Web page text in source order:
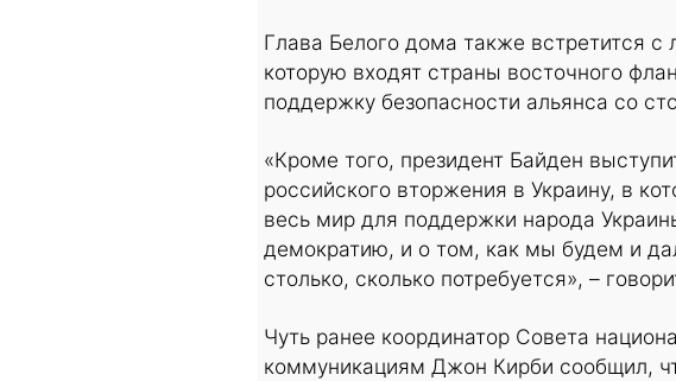
Глава Белого дома также встретится с
которую входят страны восточного
поддержку безопасности альянса со
«Кроме того, президент Байден
российского вторжения в Украину, в
весь мир для поддержки народа
демократию, и о том, как мы будем и
столько, сколько потребуется», –
Чуть ранее координатор Совета
коммуникациям Джон Кирби сообщил,